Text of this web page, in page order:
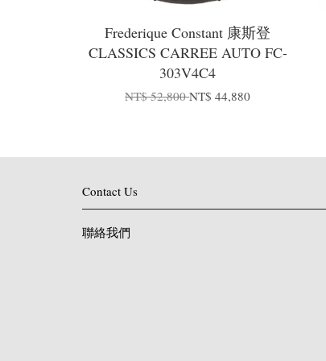
Frederique Constant 康斯登
CLASSICS CARREE AUTO FC-
303V4C4
NT$ 52,800NT$ 44,880
Contact Us
聯絡我們